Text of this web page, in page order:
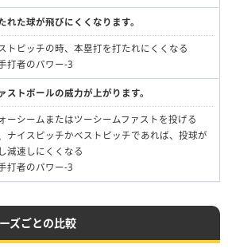
れた球が飛びにくくなります。
トピッチの時、本塁打を打たれにくくなる
打者のパワー-3
ストボールの威力が上がります。
ーシームまたはツーシームファストを投げる
ナイスピッチかベストピッチであれば、投球が
減速しにくくなる
打者のパワー-3
ズごとの比較